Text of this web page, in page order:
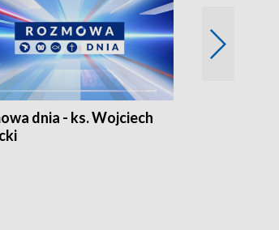
dnia - ks. Wojciech